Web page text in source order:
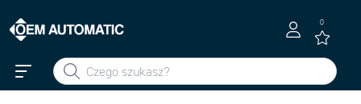
0